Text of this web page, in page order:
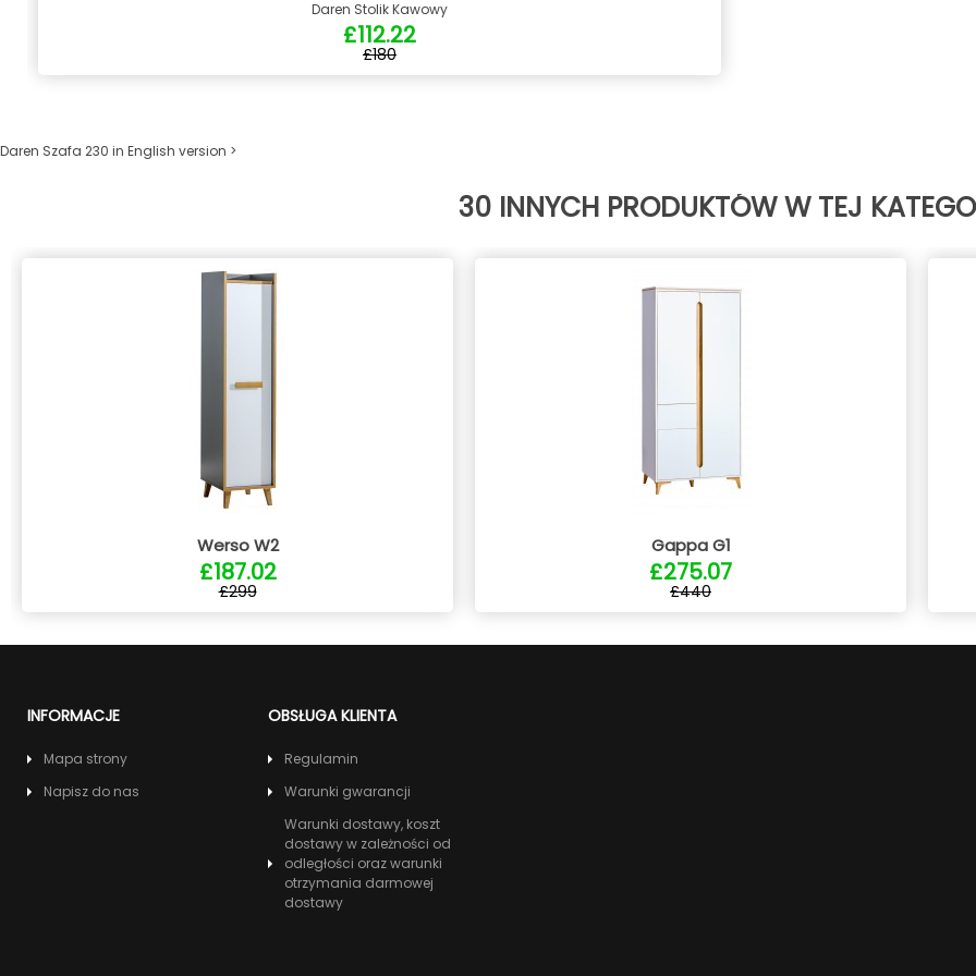
Daren Stolik Kawowy
£112.22
£180
Daren Szafa 230 in English version >
30 INNYCH PRODUKTÓW W TEJ
Werso W2
£187.02
£299
Gappa G1
£275.07
£440
INFORMACJE
Mapa strony
Napisz do nas
OBSŁUGA KLIENTA
Regulamin
Warunki gwarancji
Warunki dostawy, koszt
dostawy w zależności od
odległości oraz warunki
otrzymania darmowej
dostawy